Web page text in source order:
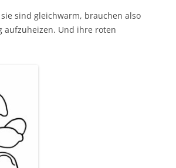
sind gleichwarm, brauchen also
aufzuheizen. Und ihre roten